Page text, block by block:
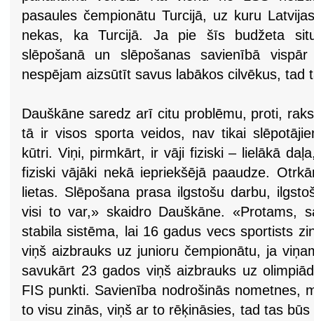
pasaules čempionātu Turcijā, uz kuru
nekas, ka Turcijā. Ja pie šīs budžeta
slēpošanā un slēpošanas savienībā
nespējam aizsūtīt savus labākos cilvēkus, tad
Dauškāne saredz arī citu problēmu, proti,
tā ir visos sporta veidos, nav tikai
kūtri. Viņi, pirmkārt, ir vāji fiziski – lielākā
fiziski vājāki nekā iepriekšējā paaudze.
lietas. Slēpošana prasa ilgstošu darbu,
visi to var,» skaidro Dauškāne. «Protams,
stabila sistēma, lai 16 gadus vecs sportists
viņš aizbrauks uz junioru čempionātu, ja
savukārt 23 gados viņš aizbrauks uz
FIS punkti. Savienība nodrošinās nometnes,
to visu zinās, viņš ar to rēķināsies, tad tas